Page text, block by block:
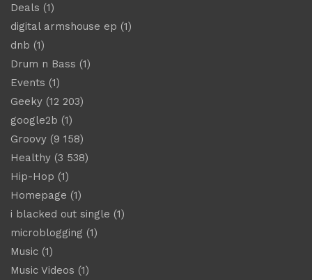
Deals (1)
digital armshouse ep (1)
dnb (1)
Drum n Bass (1)
Events (1)
Geeky (12 203)
google2b (1)
Groovy (9 158)
Healthy (3 538)
Hip-Hop (1)
Homepage (1)
i blacked out single (1)
microblogging (1)
Music (1)
Music Videos (1)